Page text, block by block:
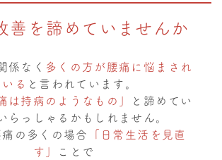
善を諦めていませんか
係なく 多くの方が腰痛に悩まされ
る と言われています。
は持病のようなもの」
と諦めてい
らっしゃるかもしれません。
の多くの場合
「日常生活を見直
す」
ことで